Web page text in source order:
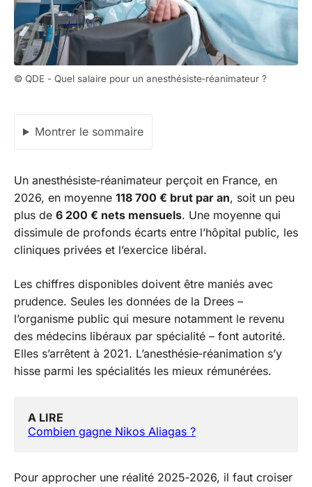
© QDE - Quel salaire pour un anesthésiste‑réanimateur ?
Montrer le sommaire
Un anesthésiste‑réanimateur perçoit en France, en
2026, en moyenne 118 700 € brut par an, soit un peu
plus de 6 200 € nets mensuels. Une moyenne qui
dissimule de profonds écarts entre l’hôpital public, les
cliniques privées et l’exercice libéral.
Les chiffres disponibles doivent être maniés avec
prudence. Seules les données de la Drees –
l’organisme public qui mesure notamment le revenu
des médecins libéraux par spécialité – font autorité.
Elles s’arrêtent à 2021. L’anesthésie‑réanimation s’y
hisse parmi les spécialités les mieux rémunérées.
A LIRE
Combien gagne Nikos Aliagas ?
Pour approcher une réalité 2025‑2026, il faut croiser